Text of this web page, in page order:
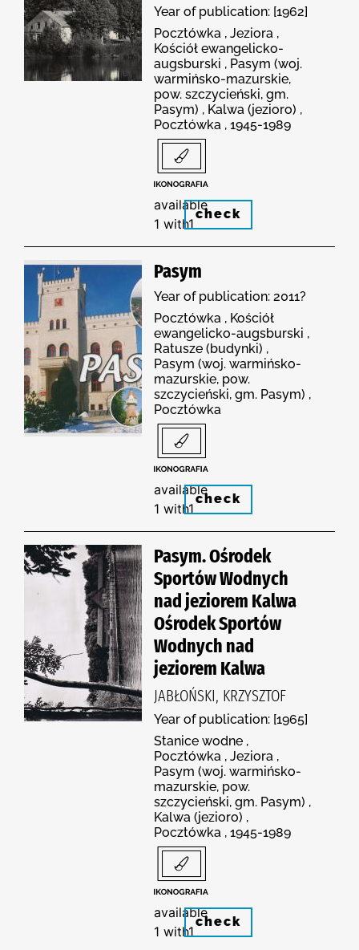
Year of publication: [1962]
Pocztówka , Jeziora ,
Kościół ewangelicko-
augsburski , Pasym (woj.
warmińsko-mazurskie,
pow. szczycieński, gm.
Pasym) , Kalwa (jezioro) ,
Pocztówka , 1945-1989
available
1 with1
check
Pasym
Year of publication: 2011?
Pocztówka , Kościół
ewangelicko-augsburski ,
Ratusze (budynki) ,
Pasym (woj. warmińsko-
mazurskie, pow.
szczycieński, gm. Pasym) ,
Pocztówka
available
1 with1
check
Pasym. Ośrodek
Sportów Wodnych
nad jeziorem Kalwa
Ośrodek Sportów
Wodnych nad
jeziorem Kalwa
JABŁOŃSKI, KRZYSZTOF
Year of publication: [1965]
Stanice wodne ,
Pocztówka , Jeziora ,
Pasym (woj. warmińsko-
mazurskie, pow.
szczycieński, gm. Pasym) ,
Kalwa (jezioro) ,
Pocztówka , 1945-1989
available
1 with1
check